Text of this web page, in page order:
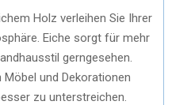
Holz verleihen Sie Ihrer
Eiche sorgt für mehr
gerngesehen.
und Dekorationen
zu unterstreichen.